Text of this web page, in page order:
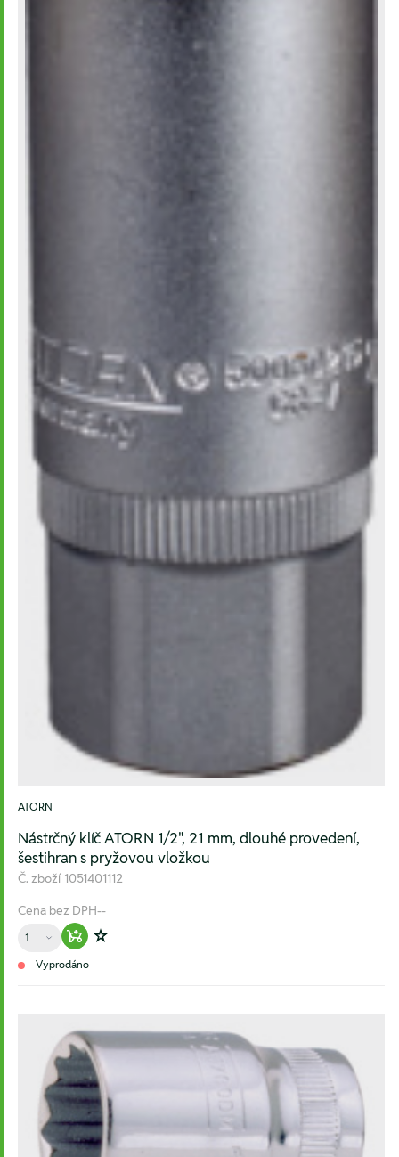
ATORN
Nástrčný klíč ATORN 1/2", 21 mm, dlouhé provedení,
šestihran s pryžovou vložkou
Č. zboží 1051401112
Cena bez DPH--
Množství
Warenkorb hinzufügen
Zur Wunschliste hinzufügen
Vyprodáno